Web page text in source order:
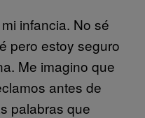
infancia. No sé
pero estoy seguro
Me imagino que
antes de
palabras que